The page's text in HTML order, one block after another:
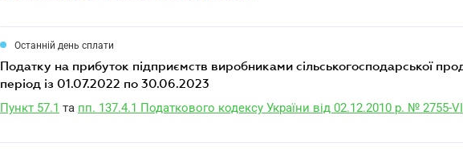
Останній день сплати
податку на прибуток підприємств виробниками сільськогосподарської продукції за
період із 01.07.2022 по 30.06.2023
Пункт 57.1 та пп. 137.4.1 Податкового кодексу України від 02.12.2010 р. № 2755-VI